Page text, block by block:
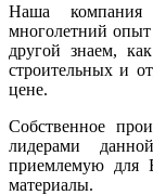
Наша компания
многолетний
другой знаем,
строительных и
цене.
Собственное
лидерами
приемлемую для
материалы.